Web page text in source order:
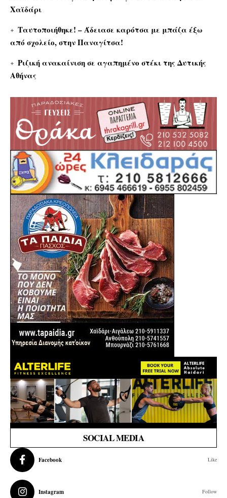
Χαϊδάρι
Ταυτοποιήθηκε! – Άδειασε καρότσα με μπάζα έξω
από σχολείο, στην Παναγίτσα!
Ριζική ανακαίνιση σε αγαπημένο στέκι της Δυτικής
Αθήνας
SOCIAL MEDIA
Facebook Like
Instagram Follow